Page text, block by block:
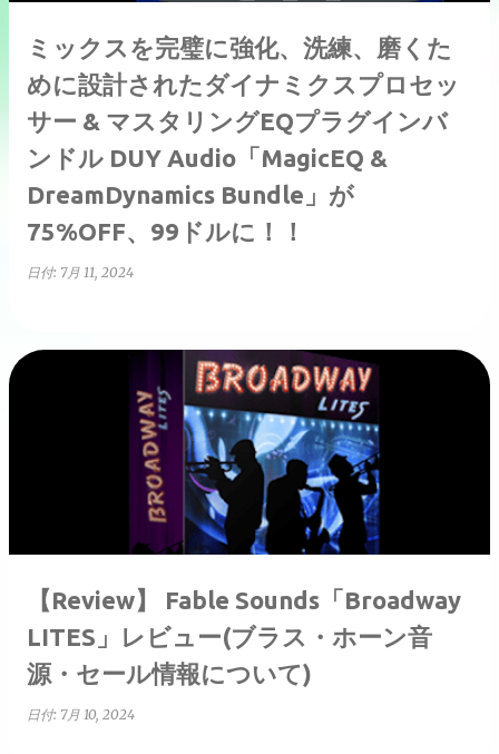
ミックスを完璧に強化、洗練、磨くた
めに設計されたダイナミクスプロセッ
サー & マスタリングEQプラグインバ
ンドル DUY Audio「MagicEQ &
DreamDynamics Bundle」が
75%OFF、99ドルに！！
日付: 7月 11, 2024
【Review】 Fable Sounds「Broadway
LITES」レビュー(ブラス・ホーン音
源・セール情報について)
日付: 7月 10, 2024